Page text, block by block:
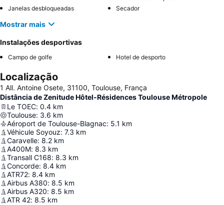
Janelas desbloqueadas
Secador
Mostrar mais
Instalações desportivas
Campo de golfe Hotel de desporto
Localização
1 All. Antoine Osete, 31100, Toulouse, França
Distância de Zenitude Hôtel-Résidences Toulouse Métropole
Le TOEC: 0.4 km
Toulouse: 3.6 km
Aéroport de Toulouse-Blagnac: 5.1 km
Véhicule Soyouz: 7.3 km
Caravelle: 8.2 km
A400M: 8.3 km
Transall C168: 8.3 km
Concorde: 8.4 km
ATR72: 8.4 km
Airbus A380: 8.5 km
Airbus A320: 8.5 km
ATR 42: 8.5 km